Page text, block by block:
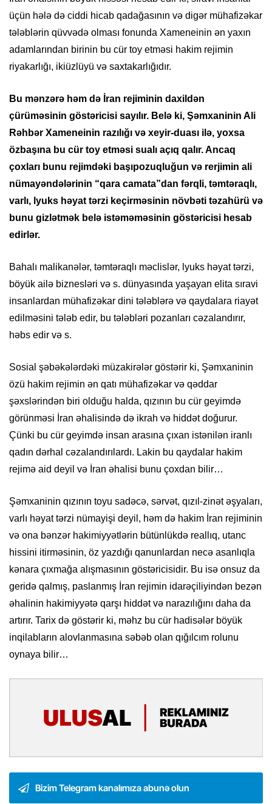
üçün hələ də ciddi hicab qadağasının və digər mühafizəkar
tələblərin qüvvədə olması fonunda Xameneinin ən yaxın
adamlarından birinin bu cür toy etməsi hakim rejimin
riyakarlığı, ikiüzlüyü və saxtakarlığıdır.
Bu mənzərə həm də İran rejiminin daxildən
çürüməsinin göstəricisi sayılır. Belə ki, Şəmxaninin Ali
Rəhbər Xameneinin razılığı və xeyir-duası ilə, yoxsa
özbaşına bu cür toy etməsi sualı açıq qalır. Ancaq
çoxları bunu rejimdəki başıpozuqluğun və rerjimin ali
nümayəndələrinin “qara camata”dan fərqli, təmtəraqlı,
varlı, lyuks həyat tərzi keçirməsinin növbəti təzahürü və
bunu gizlətmək belə istəməməsinin göstəricisi hesab
edirlər.
Bahalı malikanələr, təmtəraqlı məclislər, lyuks həyat tərzi,
böyük ailə biznesləri və s. dünyasında yaşayan elita sıravi
insanlardan mühafizəkar dini tələblərə və qaydalara riayət
edilməsini tələb edir, bu tələbləri pozanları cəzalandırır,
həbs edir və s.
Sosial şəbəkələrdəki müzakirələr göstərir ki, Şəmxaninin
özü hakim rejimin ən qatı mühafizəkar və qəddar
şəxslərindən biri olduğu halda, qızının bu cür geyimdə
görünməsi İran əhalisində də ikrah və hiddət doğurur.
Çünki bu cür geyimdə insan arasına çıxan istənilən iranlı
qadın dərhal cəzalandırılardı. Lakin bu qaydalar hakim
rejimə aid deyil və İran əhalisi bunu çoxdan bilir…
Şəmxaninin qızının toyu sadəcə, sərvət, qızıl-zinət əşyaları,
varlı həyat tərzi nümayişi deyil, həm də hakim İran rejiminin
və ona bənzər hakimiyyətlərin bütünlükdə reallıq, utanc
hissini itirməsinin, öz yazdığı qanunlardan necə asanlıqla
kənara çıxmağa alışmasının göstəricisidir. Bu isə onsuz da
geridə qalmış, paslanmış İran rejimin idarəçiliyindən bezən
əhalinin hakimiyyətə qarşı hiddət və narazılığını daha da
artırır. Tarix də göstərir ki, məhz bu cür hadisələr böyük
inqilabların alovlanmasına səbəb olan qığılcım rolunu
oynaya bilir…
Bizim Telegram kanalımıza abunə olun